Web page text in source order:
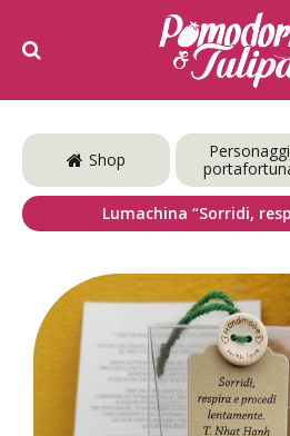
Shop
Personaggi
Lumachina “Sorridi,